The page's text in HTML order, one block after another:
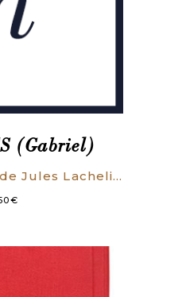
(Gabriel)
La philosophie de Jules Lachelier.
€